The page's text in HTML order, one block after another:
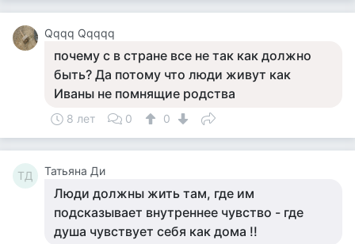
Qqqq Qqqqq
почему с в стране все не так как должно
быть? Да потому что люди живут как
Иваны не помнящие родства
8 лет 0 0
ТД Татьяна Ди
Люди должны жить там, где им
подсказывает внутреннее чувство - где
душа чувствует себя как дома !!